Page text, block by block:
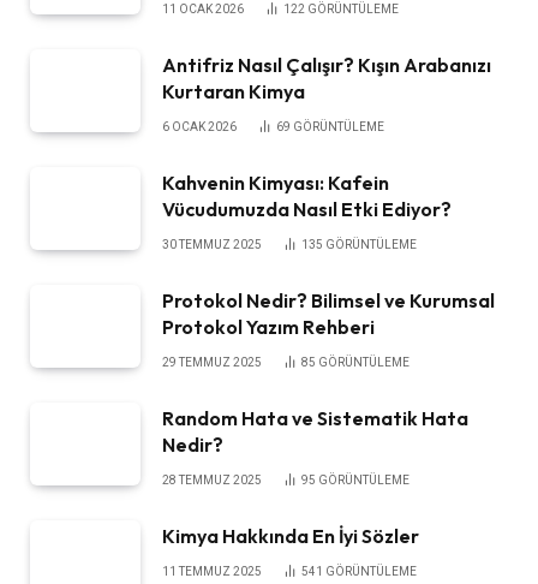
11 OCAK 2026 122 GÖRÜNTÜLEME
Antifriz Nasıl Çalışır? Kışın Arabanızı
Kurtaran Kimya
6 OCAK 2026 69 GÖRÜNTÜLEME
Kahvenin Kimyası: Kafein
Vücudumuzda Nasıl Etki Ediyor?
30 TEMMUZ 2025 135 GÖRÜNTÜLEME
Protokol Nedir? Bilimsel ve Kurumsal
Protokol Yazım Rehberi
29 TEMMUZ 2025 85 GÖRÜNTÜLEME
Random Hata ve Sistematik Hata
Nedir?
28 TEMMUZ 2025 95 GÖRÜNTÜLEME
Kimya Hakkında En İyi Sözler
11 TEMMUZ 2025 541 GÖRÜNTÜLEME